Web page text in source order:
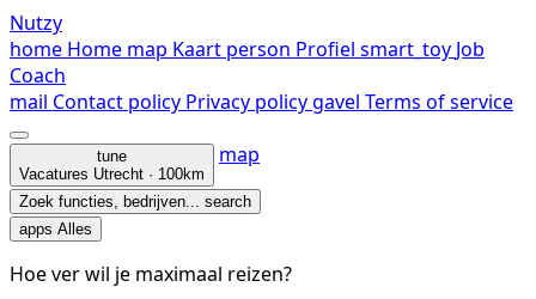
Nutzy
home Home map Kaart person Profiel smart_toy Job
Coach
mail Contact policy Privacy policygavel Terms of service
tune
Vacatures Utrecht · 100km
map
Zoek functies, bedrijven... search
apps Alles
Hoe ver wil je maximaal reizen?